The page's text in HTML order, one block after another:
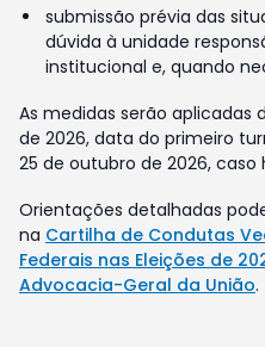
submissão prévia das
dúvida à unidade
institucional e, quando
As medidas serão aplicadas
de 2026, data do primeiro
25 de outubro de 2026, caso
Orientações detalhadas
na Cartilha de Condutas
Federais nas Eleições de
Advocacia-Geral da União.